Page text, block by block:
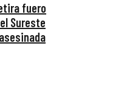
fuero
Sureste